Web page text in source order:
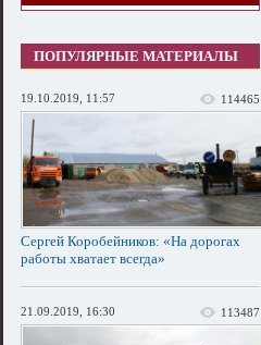
ПОПУЛЯРНЫЕ МАТЕРИАЛЫ
114465
19.10.2019, 11:57
Сергей Коробейников: «На дорогах
работы хватает всегда»
113487
21.09.2019, 16:30